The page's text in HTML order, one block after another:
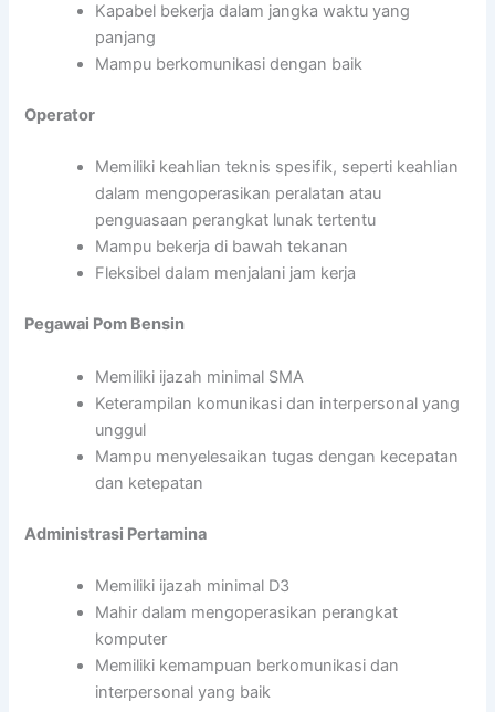
Kapabel bekerja dalam jangka waktu yang
panjang
Mampu berkomunikasi dengan baik
Operator
Memiliki keahlian teknis spesifik, seperti keahlian
dalam mengoperasikan peralatan atau
penguasaan perangkat lunak tertentu
Mampu bekerja di bawah tekanan
Fleksibel dalam menjalani jam kerja
Pegawai Pom Bensin
Memiliki ijazah minimal SMA
Keterampilan komunikasi dan interpersonal yang
unggul
Mampu menyelesaikan tugas dengan kecepatan
dan ketepatan
Administrasi Pertamina
Memiliki ijazah minimal D3
Mahir dalam mengoperasikan perangkat
komputer
Memiliki kemampuan berkomunikasi dan
interpersonal yang baik